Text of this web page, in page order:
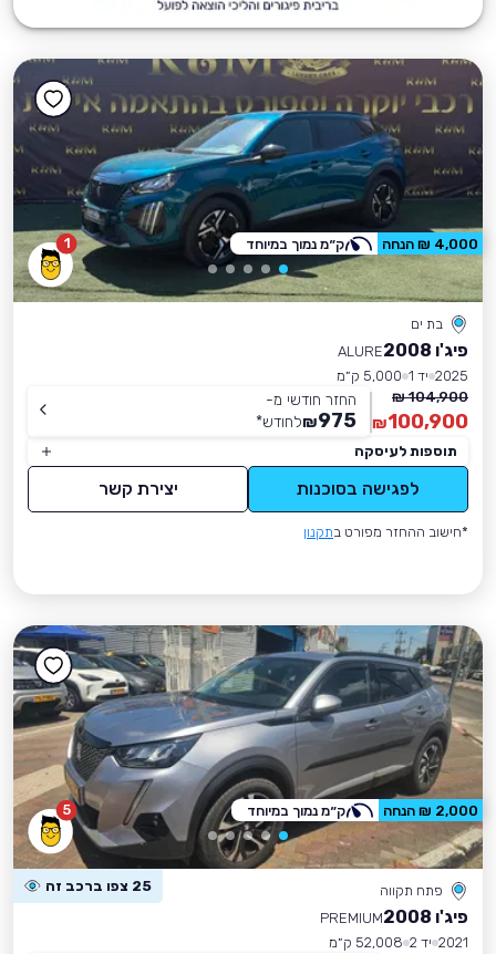
1
בת ים
פיג'ו 2008
ALURE
2025 יד 1
5,000 ק״מ
104,900 ₪
100,900
₪
החזר חודשי מ-
975
₪לחודש*
תוספות לעיסקה
לפגישה בסוכנות יצירת קשר
*חישוב ההחזר מפורט בתקנון
4,000 ₪ הנחה ק״מ נמוך במיוחד
5
פתח תקווה 25 צפו ברכב זה
פיג'ו 2008
PREMIUM
2021 יד 2
52,008 ק״מ
2,000 ₪ הנחה ק״מ נמוך במיוחד